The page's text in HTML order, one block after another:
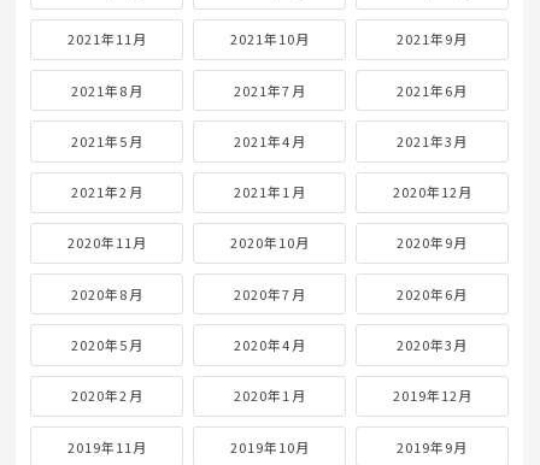
2021年11月 2021年10月 2021年9月
2021年8月 2021年7月 2021年6月
2021年5月 2021年4月 2021年3月
2021年2月 2021年1月 2020年12月
2020年11月 2020年10月 2020年9月
2020年8月 2020年7月 2020年6月
2020年5月 2020年4月 2020年3月
2020年2月 2020年1月 2019年12月
2019年11月 2019年10月 2019年9月